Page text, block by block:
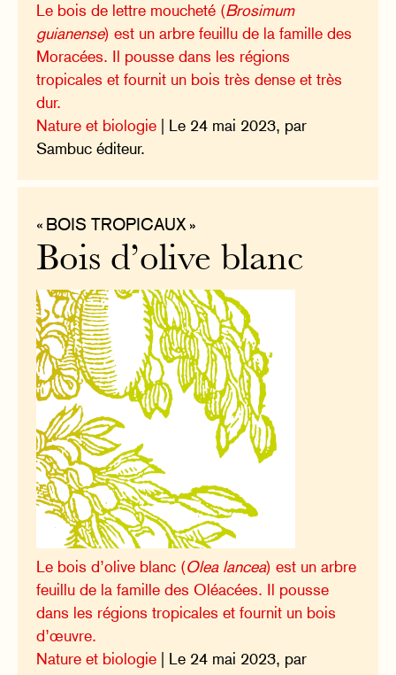
Le bois de lettre moucheté (Brosimum
guianense) est un arbre feuillu de la famille des
Moracées. Il pousse dans les régions
tropicales et fournit un bois très dense et très
dur.
Nature et biologie | Le 24 mai 2023, par
Sambuc éditeur.
« BOIS TROPICAUX »
Bois d’olive blanc
Le bois d’olive blanc (Olea lancea) est un arbre
feuillu de la famille des Oléacées. Il pousse
dans les régions tropicales et fournit un bois
d’œuvre.
Nature et biologie | Le 24 mai 2023, par